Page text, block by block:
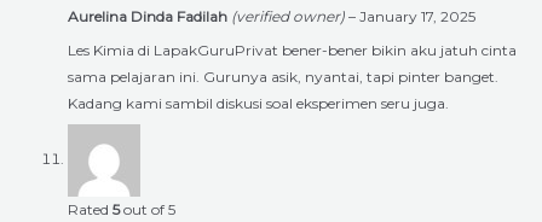
Aurelina Dinda Fadilah (verified owner) – January 17, 2025
Les Kimia di LapakGuruPrivat bener-bener bikin aku jatuh cinta
sama pelajaran ini. Gurunya asik, nyantai, tapi pinter banget.
Kadang kami sambil diskusi soal eksperimen seru juga.
Rated 5out of 5